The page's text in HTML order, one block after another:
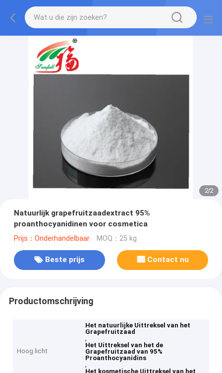
2/2
Natuurlijk grapefruitzaadextract 95%
proanthocyanidinen voor cosmetica
Prijs：Onderhandelbaar MOQ：25 kg
Beste prijs Contact nu
Productomschrijving
Hoog licht
Het natuurlijke Uittreksel van het
Grapefruitzaad
,
Het Uittreksel van het de
Grapefruitzaad van 95%
Proanthocyanidins
,
Het kosmetische Uittreksel van het